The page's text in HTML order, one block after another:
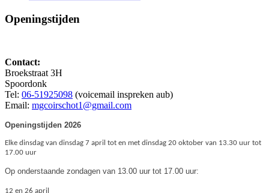
Openingstijden
Contact:
Broekstraat 3H
Spoordonk
Tel: 06-51925098 (voicemail inspreken aub)
Email: mgcoirschot1@gmail.com
Openingstijden 2026
Elke dinsdag van dinsdag 7 april tot en met dinsdag 20 oktober van 13.30 uur tot
17.00 uur
Op onderstaande zondagen van 13.00 uur tot 17.00 uur:
12 en 26 april